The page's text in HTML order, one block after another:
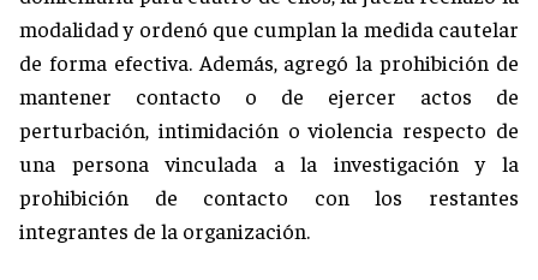
modalidad y ordenó que cumplan la medida cautelar
de forma efectiva. Además, agregó la prohibición de
mantener contacto o de ejercer actos de
perturbación, intimidación o violencia respecto de
una persona vinculada a la investigación y la
prohibición de contacto con los restantes
integrantes de la organización.